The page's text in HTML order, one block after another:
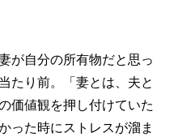
が自分の所有物だと思っ
たり前。「妻とは、夫と
価値観を押し付けていた
った時にストレスが溜ま